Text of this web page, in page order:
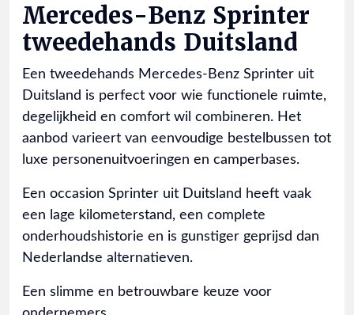
Mercedes-Benz Sprinter
tweedehands Duitsland
Een tweedehands Mercedes-Benz Sprinter uit
Duitsland is perfect voor wie functionele ruimte,
degelijkheid en comfort wil combineren. Het
aanbod varieert van eenvoudige bestelbussen tot
luxe personenuitvoeringen en camperbases.
Een occasion Sprinter uit Duitsland heeft vaak
een lage kilometerstand, een complete
onderhoudshistorie en is gunstiger geprijsd dan
Nederlandse alternatieven.
Een slimme en betrouwbare keuze voor